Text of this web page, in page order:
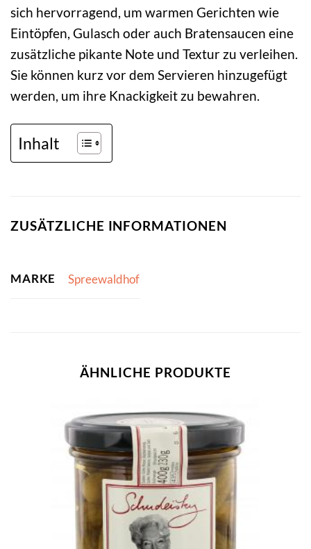
sich hervorragend, um warmen Gerichten wie
Eintöpfen, Gulasch oder auch Bratensaucen eine
zusätzliche pikante Note und Textur zu verleihen.
Sie können kurz vor dem Servieren hinzugefügt
werden, um ihre Knackigkeit zu bewahren.
Inhalt
ZUSÄTZLICHE INFORMATIONEN
MARKE Spreewaldhof
ÄHNLICHE PRODUKTE